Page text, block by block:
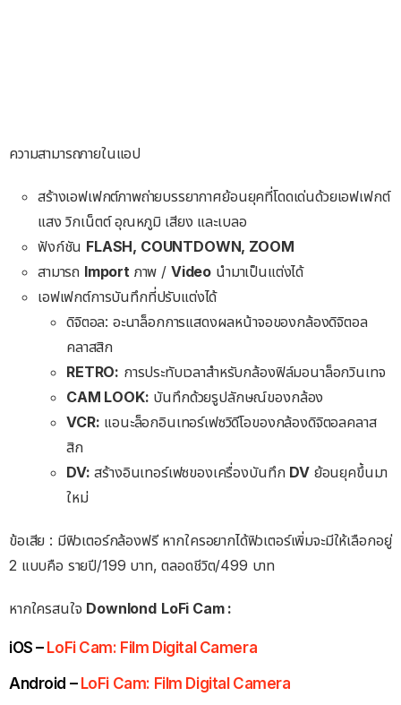
ความสามารถภายในแอป
สร้างเอฟเฟกต์ภาพถ่ายบรรยากาศย้อนยุคที่โดดเด่นด้วยเอฟเฟกต์
แสง วิกเน็ตต์ อุณหภูมิ เสียง และเบลอ
ฟังก์ชัน FLASH, COUNTDOWN, ZOOM
สามารถ Import ภาพ / Video นำมาเป็นแต่งได้
เอฟเฟกต์การบันทึกที่ปรับแต่งได้
ดิจิตอล: อะนาล็อกการแสดงผลหน้าจอของกล้องดิจิตอล
คลาสสิก
RETRO: การประทับเวลาสำหรับกล้องฟิล์มอนาล็อกวินเทจ
CAM LOOK: บันทึกด้วยรูปลักษณ์ของกล้อง
VCR: แอนะล็อกอินเทอร์เฟซวิดีโอของกล้องดิจิตอลคลาส
สิก
DV: สร้างอินเทอร์เฟซของเครื่องบันทึก DVย้อนยุคขึ้นมา
ใหม่
ข้อเสีย : มีฟิวเตอร์กล้องฟรี หากใครอยากได้ฟิวเตอร์เพิ่มจะมีให้เลือกอยู่
2 แบบคือ รายปี/199 บาท, ตลอดชีวิต/499 บาท
หากใครสนใจ Downlond LoFi Cam :
iOS – LoFi Cam: Film Digital Camera
Android – LoFi Cam: Film Digital Camera